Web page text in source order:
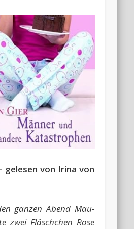
gelesen von Irina von
ganzen Abend Mau-
zwei Fläschchen Rose